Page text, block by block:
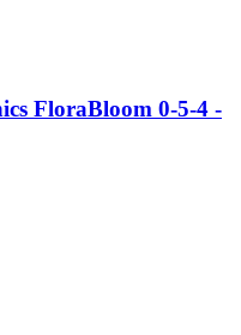
FloraBloom 0-5-4 -